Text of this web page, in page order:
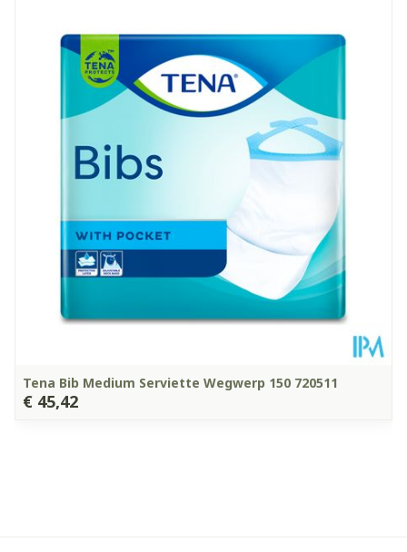
Lengte 152 mm
Diepte 38 mm
Verpakking
25°C)
Tena Bib Medium Serviette Wegwerp 150 720511
€ 45,42